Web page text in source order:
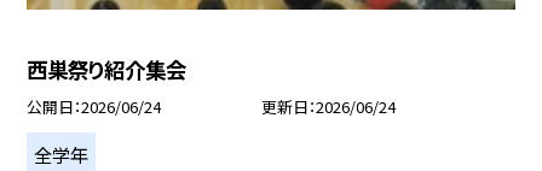
西巣祭り紹介集会
公開日 2026/06/24 更新日 2026/06/24
全学年